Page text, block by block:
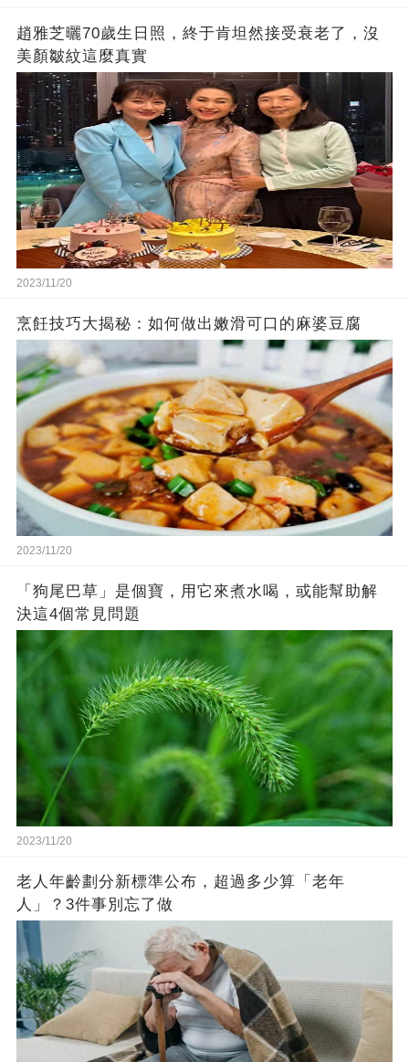
趙雅芝曬70歲生日照，終于肯坦然接受衰老了，沒
美顏皺紋這麼真實
2023/11/20
烹飪技巧大揭秘：如何做出嫩滑可口的麻婆豆腐
2023/11/20
「狗尾巴草」是個寶，用它來煮水喝，或能幫助解
決這4個常見問題
2023/11/20
老人年齡劃分新標準公布，超過多少算「老年
人」？3件事別忘了做